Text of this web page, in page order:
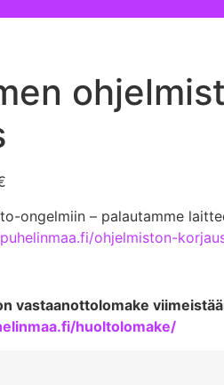
ongelmiin – palautamme
ohjelmiston-
vastaanottolomake
huoltolomake/